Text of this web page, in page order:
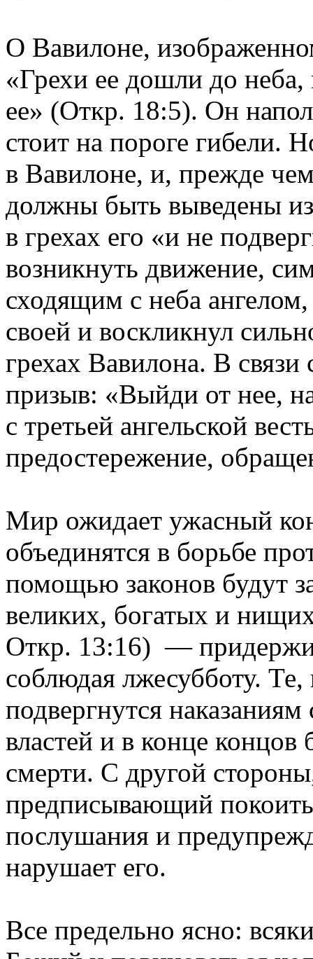
О Вавилоне,
«Грехи ее дошли до
ее» (Откр. 18:5). Он
стоит на пороге гибели.
в Вавилоне, и, прежде
должны быть выведены
в грехах его «и не
возникнуть движение,
сходящим с неба
своей и воскликнул
грехах Вавилона. В связи
призыв: «Выйди от нее,
с третьей ангельской
предостережение,
Мир ожидает ужасный
объединятся в борьбе
помощью законов будут
великих, богатых и
Откр. 13:16) —
соблюдая лжесубботу. Те,
подвергнутся
властей и в конце
смерти. С другой
предписывающий
послушания и
нарушает его.
Все предельно ясно: